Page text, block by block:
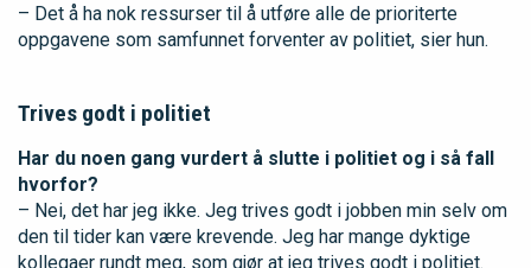
– Det å ha nok ressurser til å utføre alle de prioriterte
oppgavene som samfunnet forventer av politiet, sier hun.
Trives godt i politiet
Har du noen gang vurdert å slutte i politiet og i så fall
hvorfor?
– Nei, det har jeg ikke. Jeg trives godt i jobben min selv om
den til tider kan være krevende. Jeg har mange dyktige
kollegaer rundt meg, som gjør at jeg trives godt i politiet.